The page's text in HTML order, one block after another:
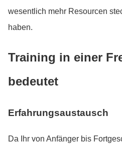
wesentlich mehr Resourcen
haben.
Training in einer
bedeutet
Erfahrungsaustausch
Da Ihr von Anfänger bis